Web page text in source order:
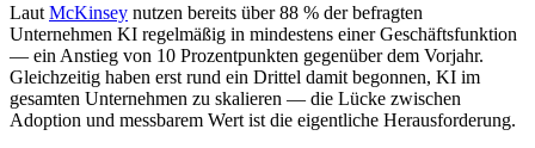
Laut McKinsey nutzen bereits über 88 % der befragten
Unternehmen KI regelmäßig in mindestens einer Geschäftsfunktion
— ein Anstieg von 10 Prozentpunkten gegenüber dem Vorjahr.
Gleichzeitig haben erst rund ein Drittel damit begonnen, KI im
gesamten Unternehmen zu skalieren — die Lücke zwischen
Adoption und messbarem Wert ist die eigentliche Herausforderung.